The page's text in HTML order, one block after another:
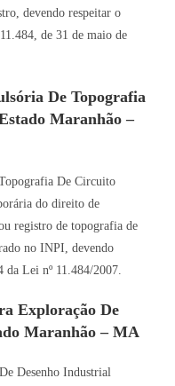
devendo respeitar o
de 31 de maio de
De Topografia
Maranhão –
De Circuito
do direito de
registro de topografia de
no INPI, devendo
da Lei nº 11.484/2007.
Exploração De
Maranhão – MA
Desenho Industrial